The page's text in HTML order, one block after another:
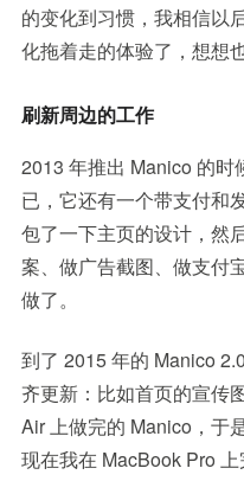
的变化到习惯，我相信以
化拖着走的体验了，想想
刷新周边的工作
2013 年推出 Manico 的时
已，它还有一个带支付和
包了一下主页的设计，然
案、做广告截图、做支付
做了。
到了 2015 年的 Manico
齐更新：比如首页的宣传
Air 上做完的 Manico，于
现在我在 MacBook Pro